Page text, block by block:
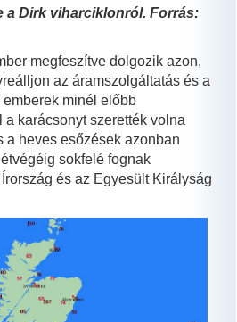
a Dirk viharciklonról. Forrás:
megfeszítve dolgozik azon,
az áramszolgáltatás és a
minél előbb
karácsonyt szerették volna
a heves esőzések azonban
sokfelé fognak
és az Egyesült Királyság